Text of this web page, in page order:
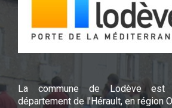
La commune de Lodève
département de l'Hérault, en région